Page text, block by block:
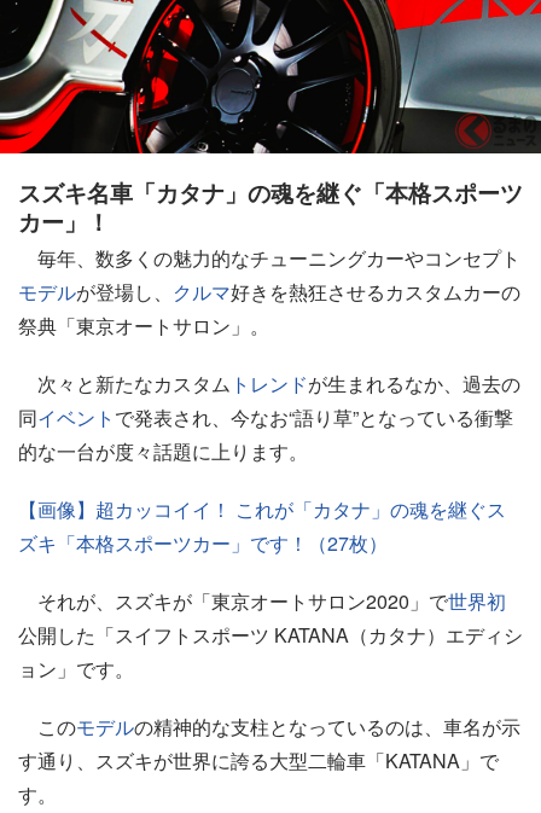
スズキ名車「カタナ」の魂を継ぐ「本格スポーツ
カー」！
毎年、数多くの魅力的なチューニングカーやコンセプト
モデルが登場し、 クルマ好きを熱狂させるカスタムカーの
祭典「東京オートサロン」。
次々と新たなカスタム トレンドが生まれるなか、過去の
同イベント で発表され、今なお“語り草”となっている衝撃
的な一台が度々話題に上ります。
【画像】超カッコイイ！ これが「カタナ」の魂を継ぐス
ズキ「本格スポーツカー」です！（27枚）
それが、スズキが「東京オートサロン2020」で世界初
公開した「スイフトスポーツ KATANA（カタナ）エディシ
ョン」です。
このモデルの精神的な支柱となっているのは、車名が示
す通り、スズキが世界に誇る大型二輪車「KATANA」で
す。